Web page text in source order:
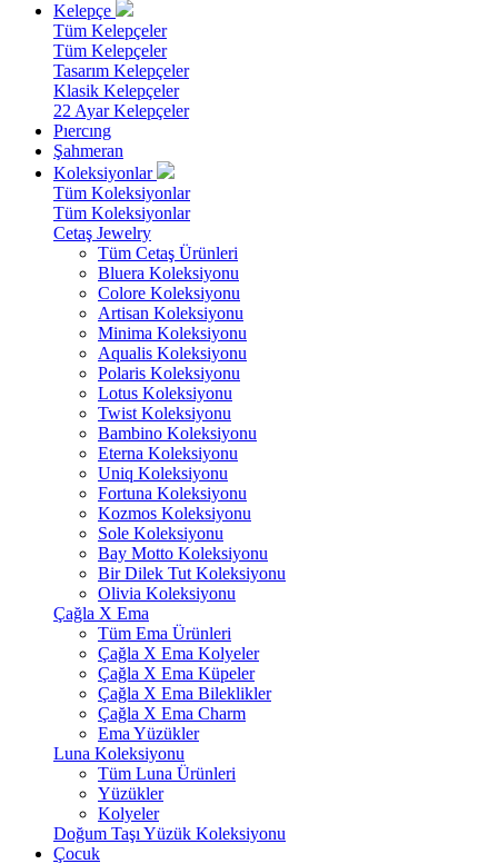
Kelepçe
Tüm Kelepçeler
Tüm Kelepçeler
Tasarım Kelepçeler
Klasik Kelepçeler
22 Ayar Kelepçeler
Pıercıng
Şahmeran
Koleksiyonlar
Tüm Koleksiyonlar
Tüm Koleksiyonlar
Cetaş Jewelry
Tüm Cetaş Ürünleri
Bluera Koleksiyonu
Colore Koleksiyonu
Artisan Koleksiyonu
Minima Koleksiyonu
Aqualis Koleksiyonu
Polaris Koleksiyonu
Lotus Koleksiyonu
Twist Koleksiyonu
Bambino Koleksiyonu
Eterna Koleksiyonu
Uniq Koleksiyonu
Fortuna Koleksiyonu
Kozmos Koleksiyonu
Sole Koleksiyonu
Bay Motto Koleksiyonu
Bir Dilek Tut Koleksiyonu
Olivia Koleksiyonu
Çağla X Ema
Tüm Ema Ürünleri
Çağla X Ema Kolyeler
Çağla X Ema Küpeler
Çağla X Ema Bileklikler
Çağla X Ema Charm
Ema Yüzükler
Luna Koleksiyonu
Tüm Luna Ürünleri
Yüzükler
Kolyeler
Doğum Taşı Yüzük Koleksiyonu
Çocuk